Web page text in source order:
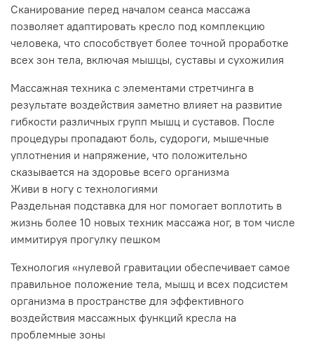
Сканирование перед началом сеанса массажа
позволяет адаптировать кресло под комплекцию
человека, что способствует более точной проработке
всех зон тела, включая мышцы, суставы и сухожилия
Массажная техника с элементами стретчинга в
результате воздействия заметно влияет на развитие
гибкости различных групп мышц и суставов. После
процедуры пропадают боль, судороги, мышечные
уплотнения и напряжение, что положительно
сказывается на здоровье всего организма
Живи в ногу с технологиями
Раздельная подставка для ног помогает воплотить в
жизнь более 10 новых техник массажа ног, в том числе
иммитируя прогулку пешком
Технология «нулевой гравитации обеспечивает самое
правильное положение тела, мышц и всех подсистем
организма в пространстве для эффективного
воздействия массажных функций кресла на
проблемные зоны